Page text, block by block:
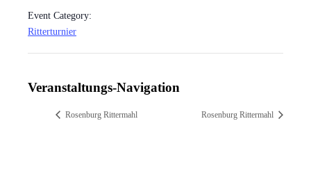
Event Category:
Ritterturnier
Veranstaltungs-Navigation
Rosenburg Rittermahl Rosenburg Rittermahl